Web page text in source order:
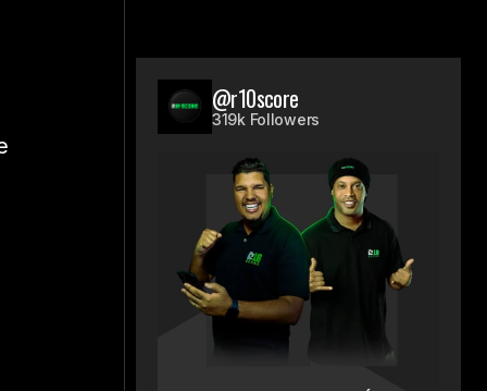
@r10score
319k Followers